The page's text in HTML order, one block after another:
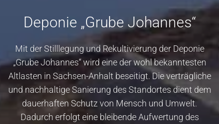
Deponie „Grube Johannes“
Mit der Stilllegung und Rekultivierung der Deponie
„Grube Johannes“ wird eine der wohl bekanntesten
Altlasten in Sachsen-Anhalt beseitigt. Die verträgliche
und nachhaltige Sanierung des Standortes dient dem
dauerhaften Schutz von Mensch und Umwelt.
Dadurch erfolgt eine bleibende Aufwertung des